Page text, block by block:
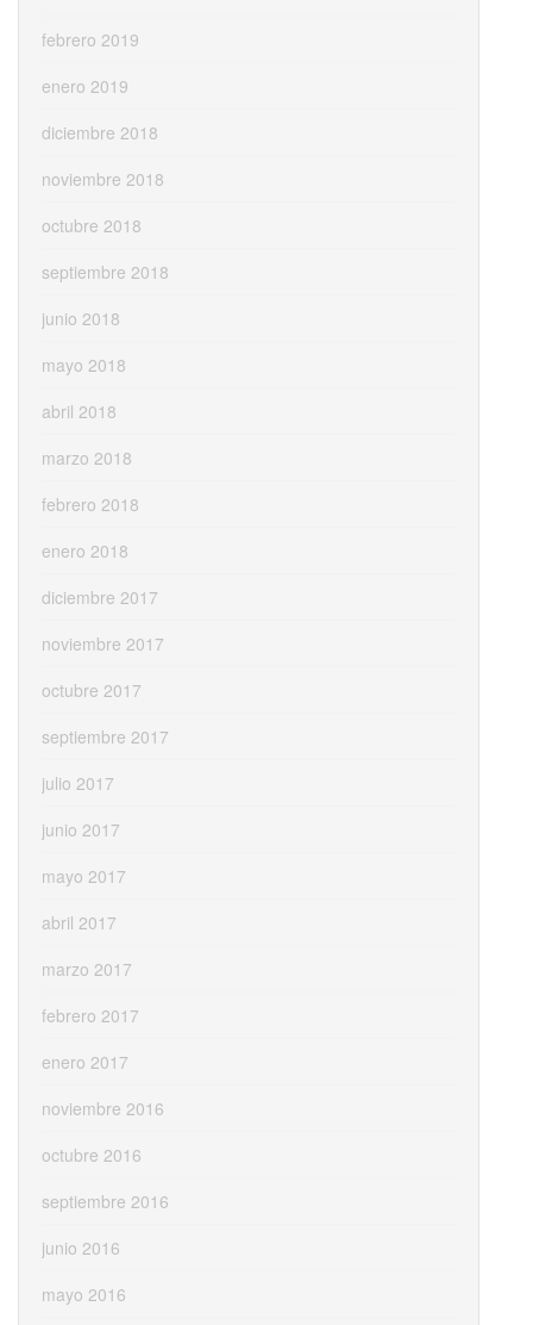
febrero 2019
enero 2019
diciembre 2018
noviembre 2018
octubre 2018
septiembre 2018
junio 2018
mayo 2018
abril 2018
marzo 2018
febrero 2018
enero 2018
diciembre 2017
noviembre 2017
octubre 2017
septiembre 2017
julio 2017
junio 2017
mayo 2017
abril 2017
marzo 2017
febrero 2017
enero 2017
noviembre 2016
octubre 2016
septiembre 2016
junio 2016
mayo 2016